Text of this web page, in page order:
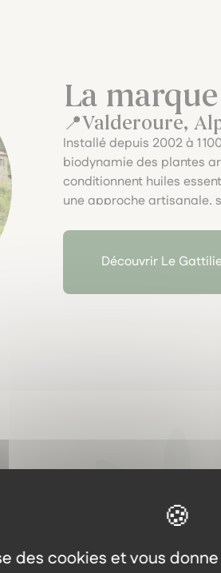
des cookies et vous
La
Valderoure,
Installé depuis 2002 à 1
biodynamie des plantes
conditionnent huiles
une approche artisanale,
Découvrir Le
Aller plus loin
autres